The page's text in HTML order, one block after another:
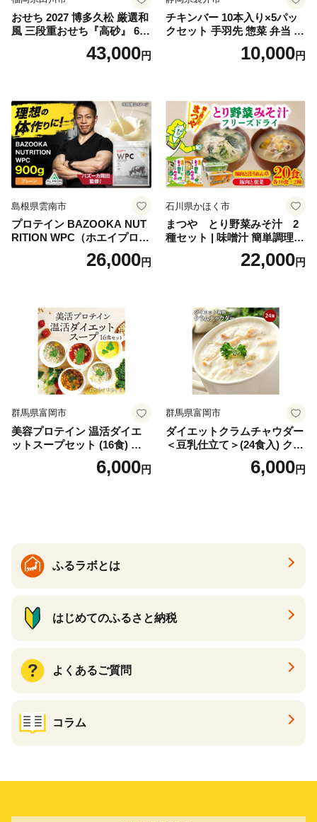
おせち 2027 博多久松 厳選和
風 三段重おせち『高砂』 6.5
寸 3段重 2～3人前 おせち料
理 重箱 お正月 冷凍おせち 縁
ち 本格おせち おせち予約 年
末 年始 お取り寄せ 新春 贅沢
おせち こだわりおせち 惣菜
老舗おせち ふるさと納税お
せち 御節 お節料理 正月 調理
不要 おせち料理2027
43,000円
チキンバー 10本入り×5パッ
クセット 手羽先 惣菜 弁当 お
かず お酒 おつまみ ギフト キ
ャンプ アウトドア キャンプ
10,000円
島根県雲南市
プロテイン BAZOOKA NUT
RITION WPC（ホエイプロテ
イン）＜プレーン＞ 900g｜
バズーカ岡田監修・植物由来
ロン [AIEN005]
26,000円
石川県かほく市
まつや とり野菜みそ汁 2
種セット | 味噌汁 簡単調理
お味噌 おみそ みそ とり野菜
時短料理 時短ごはん ご当地
22,000円
群馬県富岡市
美容プロテイン 温活ダイエ
ットスープセット (16食) 小
分け スープ 食べ比べ セット
詰合せ クラムチャウダー チ
6,000円
群馬県富岡市
ダイエットクラムチャウダー
＜豆乳仕立て＞(24食入) クラ
ムチャウダー 豆乳 ダイエッ
ト スープ プロテイン たんぱ
6,000円
ふるラボとは
はじめてのふるさと納税
よくあるご質問
コラム